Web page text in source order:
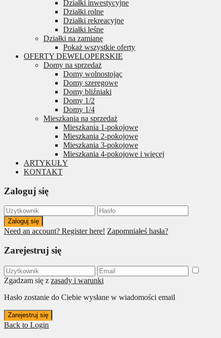
Działki inwestycyjne
Działki rolne
Działki rekreacyjne
Działki leśne
Działki na zamianę
Pokaż wszystkie oferty
OFERTY DEWELOPERSKIE
Domy na sprzedaż
Domy wolnostojąc
Domy szeregowe
Domy bliźniaki
Domy 1/2
Domy 1/4
Mieszkania na sprzedaż
Mieszkania 1-pokojowe
Mieszkania 2-pokojowe
Mieszkania 3-pokojowe
Mieszkania 4-pokojowe i więcej
ARTYKUŁY
KONTAKT
Zaloguj się
Zaloguj się
Need an account? Register here! Zapomniałeś hasła?
Zarejestruj się
Zgadzam się z zasady i warunki
Hasło zostanie do Ciebie wysłane w wiadomości email
Zarejestruj się
Back to Login